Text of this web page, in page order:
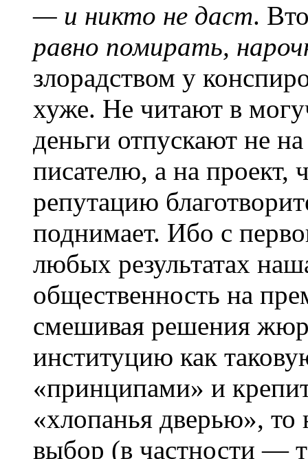
— и никто не даст.
равно помирать,
злорадством у
хуже. Не читают в
деньги отпускают не
писателю, а на проект,
репутацию
поднимает. Ибо с
любых результатах
общественность на
смешивая решения
институцию как
«принципами» и
«хлопанья дверью», то
выбор (в частности —